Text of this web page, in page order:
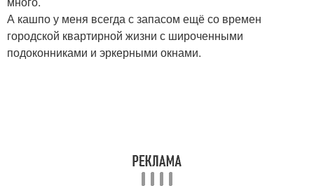
А кашпо у меня всегда с запасом ещё со времен
городской квартирной жизни с широченными
подоконниками и эркерными окнами.